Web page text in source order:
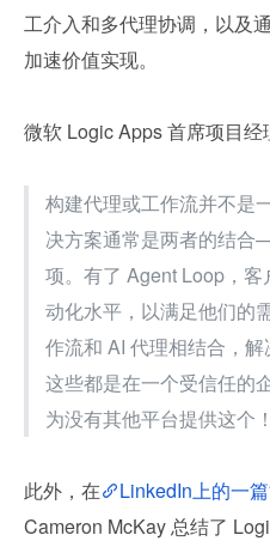
工介入和多代理协调，以及
加速价值实现。
微软 Logic Apps 首席项目经
构建代理或工作流并不是
决方案通常是两者的结
项。有了 Agent Loop，
动化水平，以满足他们的
作流和 AI 代理相结合，
这些都是在一个受信任的
为没有其他平台提供这个！
此外，在 LinkedIn上的一
Cameron McKay 总结了